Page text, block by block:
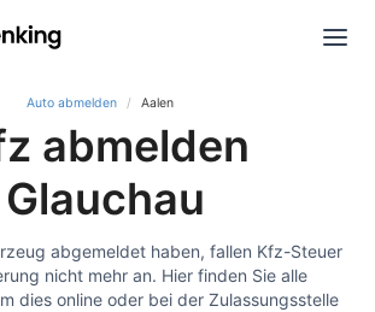
Auto abmelden Aalen
abmelden
Glauchau
abgemeldet haben, fallen Kfz-Steuer
nicht mehr an. Hier finden Sie alle
dies online oder bei der Zulassungsstelle